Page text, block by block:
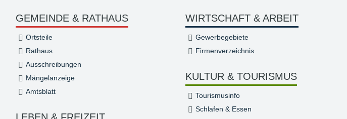
GEMEINDE & RATHAUS
Ortsteile
Rathaus
Ausschreibungen
Mängelanzeige
Amtsblatt
WIRTSCHAFT & ARBEIT
Gewerbegebiete
Firmenverzeichnis
KULTUR & TOURISMUS
Tourismusinfo
Schlafen & Essen